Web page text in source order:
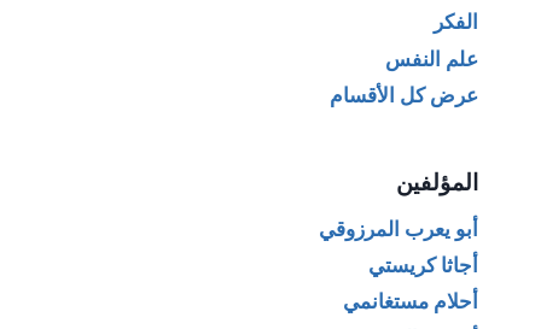
الفكر
علم النفس
عرض كل الأقسام
المؤلفين
أبو يعرب المرزوقي
أجاثا كريستي
أحلام مستغانمي